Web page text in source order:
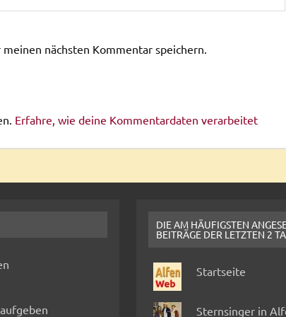
nächsten Kommentar speichern.
Erfahre, wie deine Kommentardaten verarbeitet
DIE AM HÄUFIGSTEN
BEITRÄGE DER LETZTEN 2
Startseite
Sternsinger in